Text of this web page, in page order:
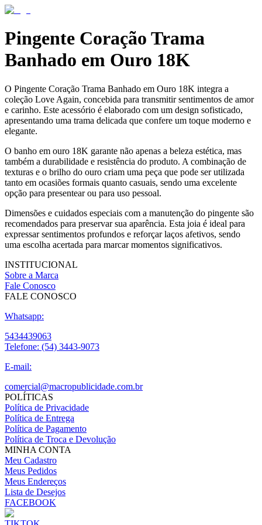
Pingente Coração Trama
Banhado em Ouro 18K
O Pingente Coração Trama Banhado em Ouro 18K integra a
coleção Love Again, concebida para transmitir sentimentos de amor
e carinho. Este acessório é elaborado com um design sofisticado,
apresentando uma trama delicada que confere um toque moderno e
elegante.
O banho em ouro 18K garante não apenas a beleza estética, mas
também a durabilidade e resistência do produto. A combinação de
texturas e o brilho do ouro criam uma peça que pode ser utilizada
tanto em ocasiões formais quanto casuais, sendo uma excelente
opção para presentear ou para uso pessoal.
Dimensões e cuidados especiais com a manutenção do pingente são
recomendados para preservar sua aparência. Esta joia é ideal para
expressar sentimentos profundos e reforçar laços afetivos, sendo
uma escolha acertada para marcar momentos significativos.
INSTITUCIONAL
Sobre a Marca
Fale Conosco
FALE CONOSCO
Whatsapp:
5434439063
Telefone: (54) 3443-9073
E-mail:
comercial@macropublicidade.com.br
POLÍTICAS
Política de Privacidade
Política de Entrega
Política de Pagamento
Política de Troca e Devolução
MINHA CONTA
Meu Cadastro
Meus Pedidos
Meus Endereços
Lista de Desejos
FACEBOOK